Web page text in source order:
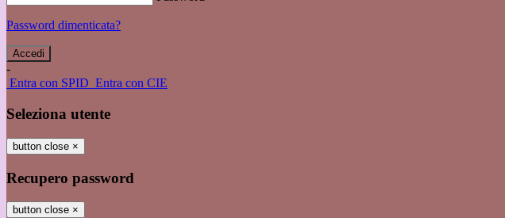
Password dimenticata?
-
Entra con SPID Entra con CIE
Seleziona utente
button close ×
Recupero password
button close ×